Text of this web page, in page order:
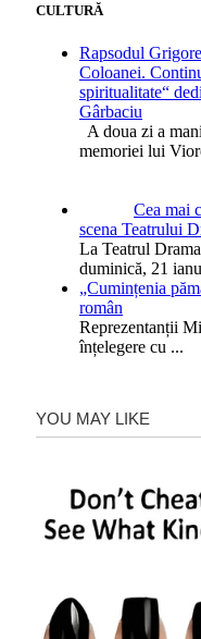
CULTURĂ
Rapsodul
Coloanei.
spiritualitate“
Gârbaciu
A doua zi a
memoriei lui
Cea mai
scena Teatrului
La Teatrul
duminică, 21
„Cumințenia
român
Reprezentanții
înțelegere cu ...